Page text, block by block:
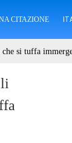
CITAZIONE
si tuffa